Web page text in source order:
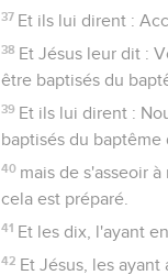
37 Et ils lui dirent :
38 Et Jésus leur dit :
être baptisés du
39 Et ils lui dirent :
baptisés du baptême
40 mais de s'asseoir
cela est préparé.
41 Et les dix, l'ayant
42 Et Jésus, les